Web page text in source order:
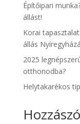
Építőipari
állást!
Korai
állás
2025
otthonodba?
Helytakarékos